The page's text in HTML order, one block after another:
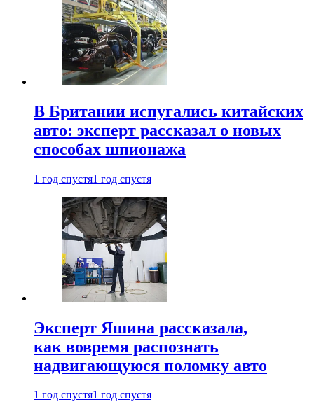
В Британии испугались китайских
авто: эксперт рассказал о новых
способах шпионажа
1 год спустя1 год спустя
Эксперт Яшина рассказала,
как вовремя распознать
надвигающуюся поломку авто
1 год спустя1 год спустя